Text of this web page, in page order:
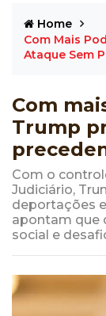
Home
Com Mais
Ataque Sem
Com
Trump
Com o
Judiciário,
deportações
apontam que
social e